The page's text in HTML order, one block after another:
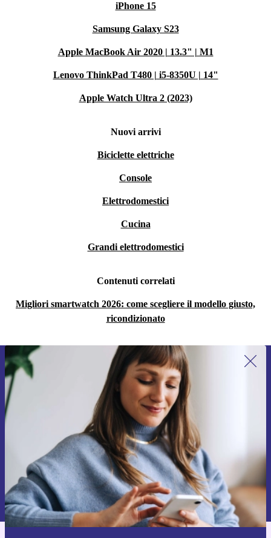
iPhone 15
Samsung Galaxy S23
Apple MacBook Air 2020 | 13.3" | M1
Lenovo ThinkPad T480 | i5-8350U | 14"
Apple Watch Ultra 2 (2023)
Nuovi arrivi
Biciclette elettriche
Console
Elettrodomestici
Cucina
Grandi elettrodomestici
Contenuti correlati
Migliori smartwatch 2026: come scegliere il modello giusto,
ricondizionato
Iscriviti per la prima volta alla nostra
newsletter e ottieni 15€ di sconto!
Non farti più scappare le migliori offerte.
Richiedi codice sconto
Per maggiori informazioni sull’uso dei dati personali, visita la nostra
Normativa sulla privacy